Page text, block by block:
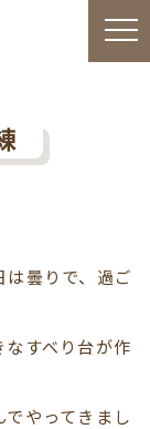
曇りで、過ご
すべり台が作
やってきまし